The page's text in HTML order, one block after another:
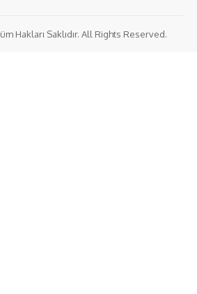
Hakları Saklıdır. All Rights Reserved.